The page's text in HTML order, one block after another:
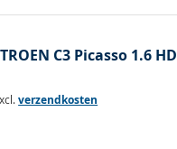
C3 Picasso 1.6
verzendkosten